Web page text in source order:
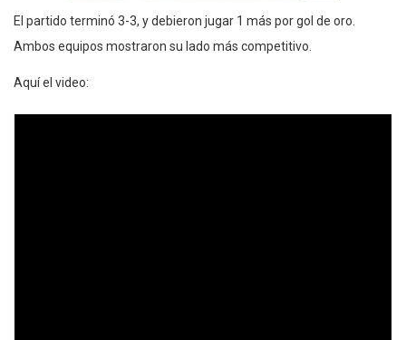
El partido terminó 3-3, y debieron jugar 1 más por gol de oro.
Ambos equipos mostraron su lado más competitivo.
Aquí el video: